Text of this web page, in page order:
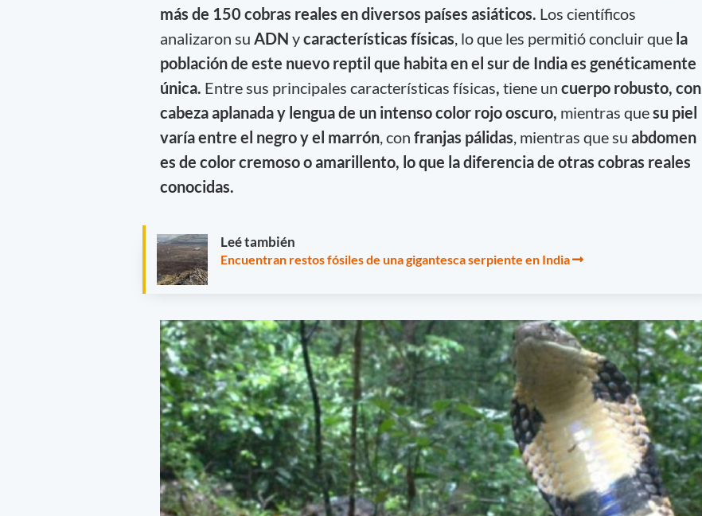
más de 150 cobras reales en diversos países asiáticos. Los científicos
analizaron su ADN ycaracterísticas físicas, lo que les permitió concluir que la
población de este nuevo reptil que habita en el sur de India es genéticamente
única. Entre sus principales características físicas, tiene un cuerpo robusto, con
cabeza aplanada y lengua de un intenso color rojo oscuro, mientras quesu piel
varía entre el negro y el marrón, con franjas pálidas, mientras que su abdomen
es de color cremoso o amarillento, lo que la diferencia de otras cobras reales
conocidas.
Leé también
Encuentran restos fósiles de una gigantesca serpiente en India